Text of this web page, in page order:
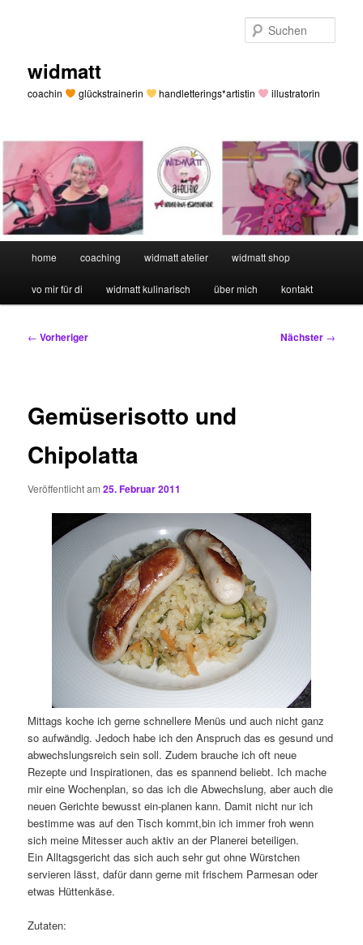
widmatt
coachin glückstrainerin handletterings*artistin illustratorin
home coaching widmatt atelier widmatt shop
vo mir für di widmatt kulinarisch über mich kontakt
Beitragsnavigation
← Vorheriger Nächster →
Gemüserisotto und
Chipolatta
Veröffentlicht am25. Februar 2011
Mittags koche ich gerne schnellere Menüs und auch nicht ganz
so aufwändig. Jedoch habe ich den Anspruch das es gesund und
abwechslungsreich sein soll. Zudem brauche ich oft neue
Rezepte und Inspirationen, das es spannend beliebt. Ich mache
mir eine Wochenplan, so das ich die Abwechslung, aber auch die
neuen Gerichte bewusst ein-planen kann. Damit nicht nur ich
bestimme was auf den Tisch kommt,bin ich immer froh wenn
sich meine Mitesser auch aktiv an der Planerei beteiligen.
Ein Alltagsgericht das sich auch sehr gut ohne Würstchen
servieren lässt, dafür dann gerne mit frischem Parmesan oder
etwas Hüttenkäse.
Zutaten: